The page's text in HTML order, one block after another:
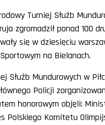
Turniej Służb
zgromadził ponad 100
się w dziesięciu
na Bielanach.
Służb Mundurowych w
Policji
honorowym objęli:
Polskiego Komitetu